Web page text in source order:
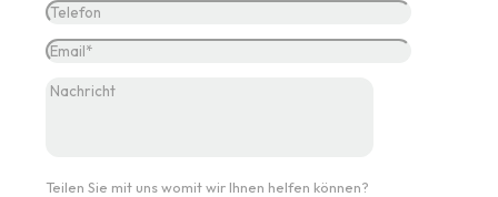
Teilen Sie mit uns womit wir Ihnen helfen können?